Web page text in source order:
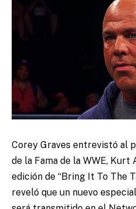
Corey Graves entrevistó al
de la Fama de la WWE,
edición de “Bring It To The
reveló que un nuevo